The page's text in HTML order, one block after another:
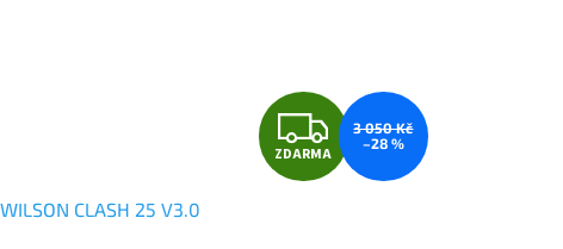
Z
D
ZDARMA
3 050 Kč
–28 %
WILSON CLASH 25 V3.0